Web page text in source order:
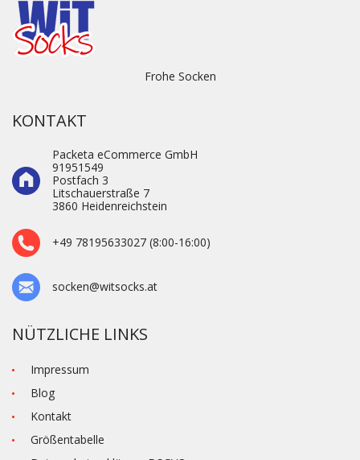
Frohe Socken
KONTAKT
Packeta eCommerce GmbH
91951549
Postfach 3
Litschauerstraße 7
3860 Heidenre­ichstein
+49 78195633027 (8:00-16:00)
socken@witsocks.at
NÜTZLICHE LINKS
Impressum
Blog
Kontakt
Größentabelle